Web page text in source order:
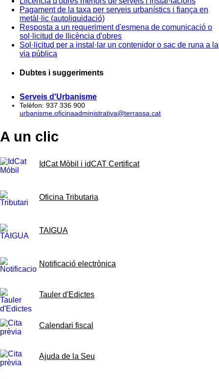
Pagament de la taxa per serveis urbanístics i fiança en
metàl·lic (autoliquidació)
Resposta a un requeriment d'esmena de comunicació o
sol·licitud de llicència d'obres
Sol·licitud per a instal·lar un contenidor o sac de runa a la
via pública
Dubtes i suggeriments
Serveis d'Urbanisme
Telèfon: 937 336 900
urbanisme.oficinaadministrativa@terrassa.cat
A un clic
IdCat Mòbil i idCAT Certificat
Oficina Tributaria
TAIGUA
Notificació electrònica
Tauler d'Edictes
Calendari fiscal
Ajuda de la Seu